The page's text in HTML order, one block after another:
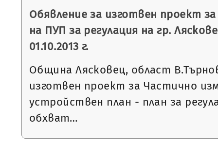
Обявление за изготвен проект
на ПУП за регулация на гр.
01.10.2013 г.
Община Лясковец, област
изготвен проект за Частично
устройствен план - план за
обхват…